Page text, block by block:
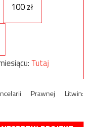
100 zł
Tutaj
Prawnej Litwin: